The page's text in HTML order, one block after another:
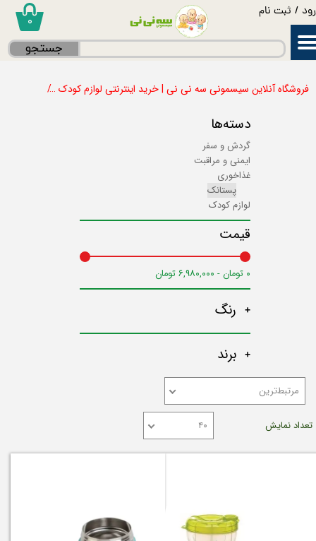
/ ثبت نام
حساب کاربری من
سفارشات
خروج از حساب کاربری
۰
جستجو
فروشگاه آنلاین سیسمونی سه نی نی | خرید اینترنتی لوازم کودک
دسته‌ها
گردش و سفر
ایمنی و مراقبت
غذاخوری
پستانک
لوازم کودک
قیمت
۰ تومان - ۶,۹۸۰,۰۰۰ تومان
رنگ
برند
مرتبط‌ترین
تعداد نمایش ۴۰